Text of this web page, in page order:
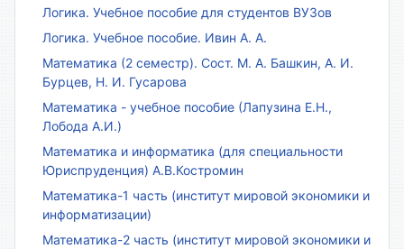
Логика. Учебное пособие для студентов ВУЗов
Логика. Учебное пособие. Ивин А. А.
Математика (2 семестр). Сост. М. А. Башкин, А. И.
Бурцев, Н. И. Гусарова
Математика - учебное пособие (Лапузина Е.Н.,
Лобода А.И.)
Математика и информатика (для специальности
Юриспруденция) А.В.Костромин
Математика-1 часть (институт мировой экономики и
информатизации)
Математика-2 часть (институт мировой экономики и